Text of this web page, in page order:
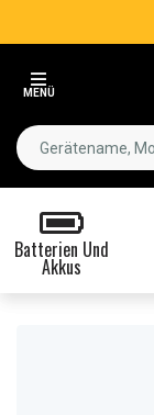
MENÜ
Batterien Und
Akkus